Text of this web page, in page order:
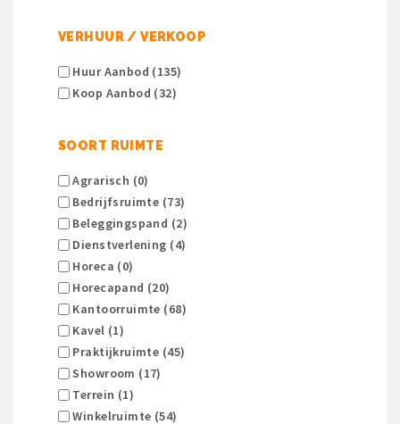
VERHUUR / VERKOOP
Huur Aanbod (135)
Koop Aanbod (32)
SOORT RUIMTE
Agrarisch (0)
Bedrijfsruimte (73)
Beleggingspand (2)
Dienstverlening (4)
Horeca (0)
Horecapand (20)
Kantoorruimte (68)
Kavel (1)
Praktijkruimte (45)
Showroom (17)
Terrein (1)
Winkelruimte (54)